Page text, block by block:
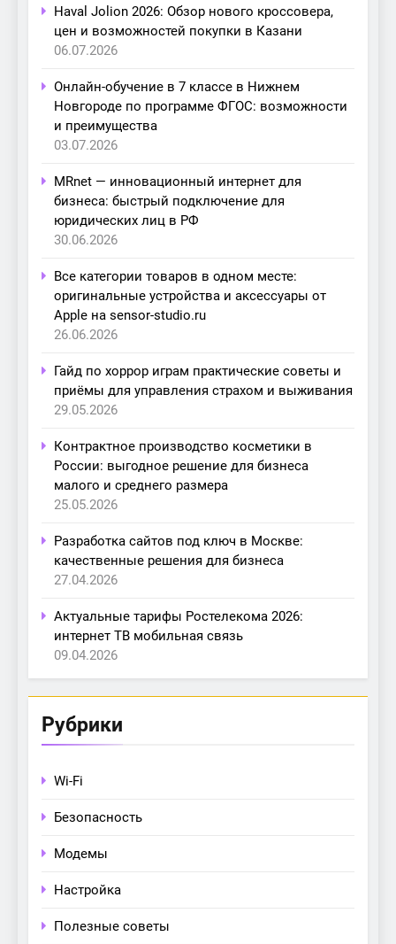
Haval Jolion 2026: Обзор нового кроссовера,
цен и возможностей покупки в Казани
06.07.2026
Онлайн-обучение в 7 классе в Нижнем
Новгороде по программе ФГОС: возможности
и преимущества
03.07.2026
MRnet — инновационный интернет для
бизнеса: быстрый подключение для
юридических лиц в РФ
30.06.2026
Все категории товаров в одном месте:
оригинальные устройства и аксессуары от
Apple на sensor-studio.ru
26.06.2026
Гайд по хоррор играм практические советы и
приёмы для управления страхом и выживания
29.05.2026
Контрактное производство косметики в
России: выгодное решение для бизнеса
малого и среднего размера
25.05.2026
Разработка сайтов под ключ в Москве:
качественные решения для бизнеса
27.04.2026
Актуальные тарифы Ростелекома 2026:
интернет ТВ мобильная связь
09.04.2026
Рубрики
Wi-Fi
Безопасность
Модемы
Настройка
Полезные советы